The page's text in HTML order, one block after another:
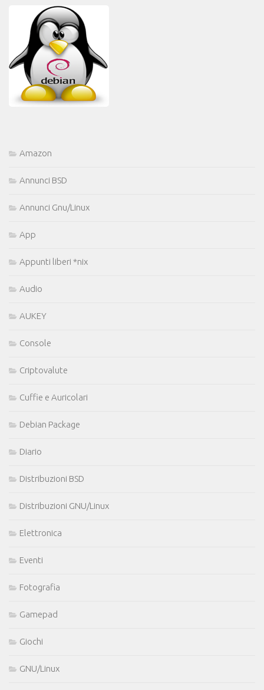
Amazon
Annunci BSD
Annunci Gnu/Linux
App
Appunti liberi *nix
Audio
AUKEY
Console
Criptovalute
Cuffie e Auricolari
Debian Package
Diario
Distribuzioni BSD
Distribuzioni GNU/Linux
Elettronica
Eventi
Fotografia
Gamepad
Giochi
GNU/Linux